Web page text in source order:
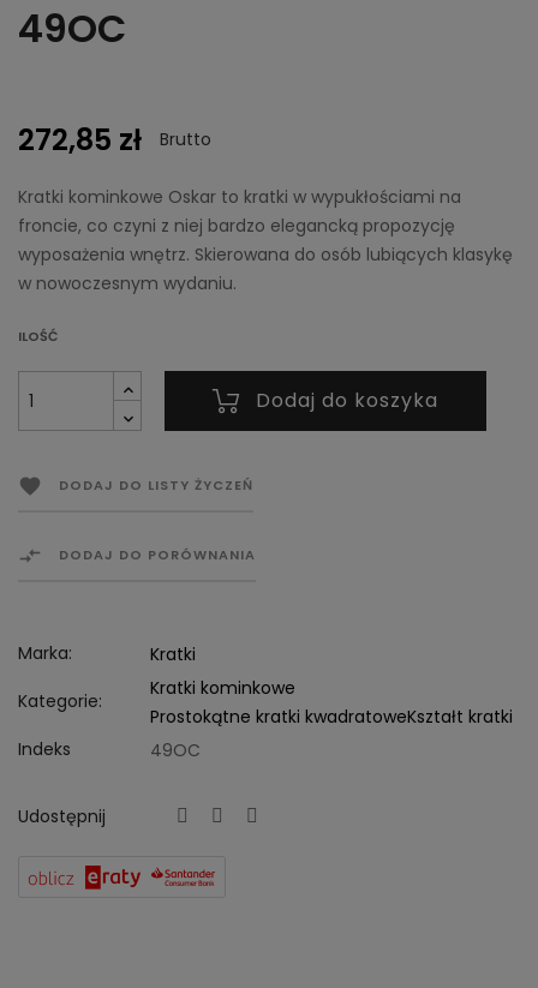
49OC
272,85 zł Brutto
Kratki kominkowe Oskar to kratki w wypukłościami na
froncie, co czyni z niej bardzo elegancką propozycję
wyposażenia wnętrz. Skierowana do osób lubiących klasykę
w nowoczesnym wydaniu.
ILOŚĆ
Dodaj do koszyka
 DODAJ DO LISTY ŻYCZEŃ
 DODAJ DO PORÓWNANIA
Marka:
Kratki
Kategorie:
Kratki kominkowe
Prostokątne kratki kwadratoweKształt kratki
Indeks
49OC
Udostępnij